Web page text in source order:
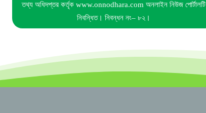
তথ্য অধিদপ্তর কর্তৃক www.onnodhara.com অনলাইন নিউজ পোর্টালটি
নিবন্ধিত। নিবন্ধন নং– ৮২।